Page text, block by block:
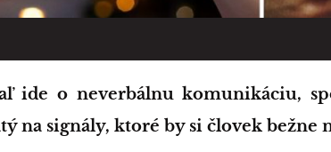
na signály, ktoré by si človek bežne